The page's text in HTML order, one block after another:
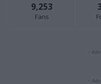
9,253
Fans
-
-